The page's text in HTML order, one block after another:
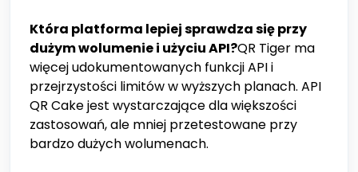
Która platforma lepiej sprawdza się przy
dużym wolumenie i użyciu API?QR Tiger ma
więcej udokumentowanych funkcji API i
przejrzystości limitów w wyższych planach. API
QR Cake jest wystarczające dla większości
zastosowań, ale mniej przetestowane przy
bardzo dużych wolumenach.